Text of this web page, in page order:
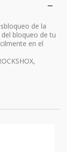
de la
bloqueo de tu
en el